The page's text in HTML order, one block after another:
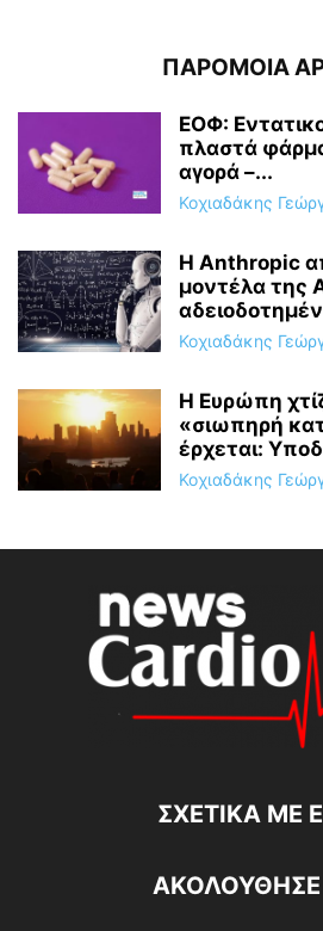
ΠΑΡΟΜΟΙΑ
ΕΟΦ:
πλαστά
αγορά –...
Κοχιαδάκης
Η Anthropic
μοντέλα της
Κοχιαδάκης
Η Ευρώπη
«σιωπηρή
έρχεται:
Κοχιαδάκης
ΣΧΕΤΙΚΆ ΜΕ